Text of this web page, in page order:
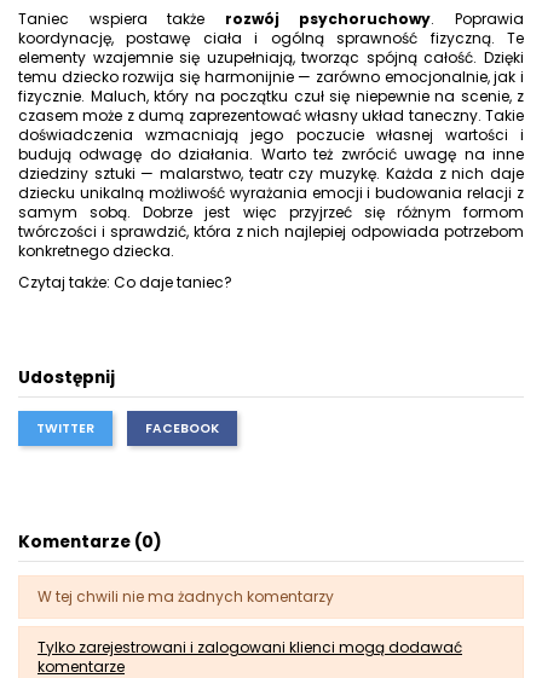
Taniec wspiera także rozwój psychoruchowy. Poprawia
koordynację, postawę ciała i ogólną sprawność fizyczną. Te
elementy wzajemnie się uzupełniają, tworząc spójną całość. Dzięki
temu dziecko rozwija się harmonijnie — zarówno emocjonalnie, jak i
fizycznie. Maluch, który na początku czuł się niepewnie na scenie, z
czasem może z dumą zaprezentować własny układ taneczny. Takie
doświadczenia wzmacniają jego poczucie własnej wartości i
budują odwagę do działania. Warto też zwrócić uwagę na inne
dziedziny sztuki — malarstwo, teatr czy muzykę. Każda z nich daje
dziecku unikalną możliwość wyrażania emocji i budowania relacji z
samym sobą. Dobrze jest więc przyjrzeć się różnym formom
twórczości i sprawdzić, która z nich najlepiej odpowiada potrzebom
konkretnego dziecka.
Czytaj także: Co daje taniec?
Udostępnij
TWITTER FACEBOOK
Komentarze (0)
W tej chwili nie ma żadnych komentarzy
Tylko zarejestrowani i zalogowani klienci mogą dodawać
komentarze